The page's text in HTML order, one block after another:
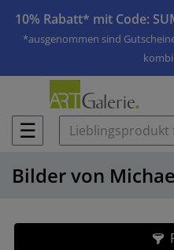
10% Rabatt* mit Code:
*ausgenommen sind
☰
Bilder von